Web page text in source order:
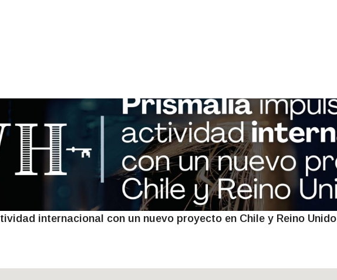
internacional con un nuevo proyecto en Chile y Reino Unido